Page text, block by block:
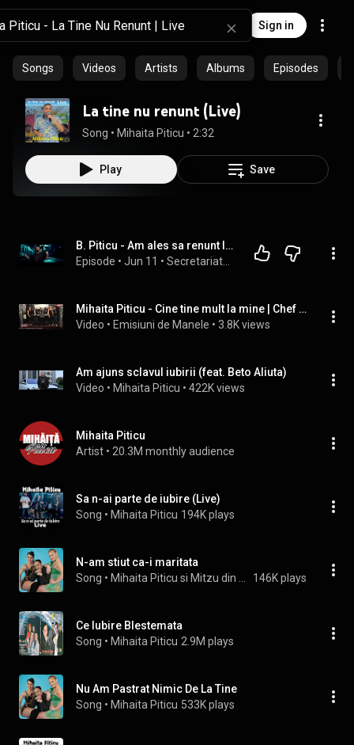
Sign in
Songs Videos Artists Albums Episodes
La tine nu renunt (Live)
Song • Mihaita Piticu • 2:32
Play Save
B. Piticu - Am ales sa renunt la tine | Official Video
Episode • Jun 11 •
Mihaita Piticu - Cine tine mult la mine | Chef TV | Talent Show
Video • Emisiuni de Manele • 3.8K views
Am ajuns sclavul iubirii (feat. Beto Aliuta)
Video • Mihaita Piticu • 422K views
Mihaita Piticu
Artist • 20.3M monthly audience
Sa n-ai parte de iubire (Live)
Song • Mihaita Piticu 194K plays
N-am stiut ca-i maritata
Song • 146K plays
Ce Iubire Blestemata
Song • Mihaita Piticu 2.9M plays
Nu Am Pastrat Nimic De La Tine
Song • Mihaita Piticu 533K plays